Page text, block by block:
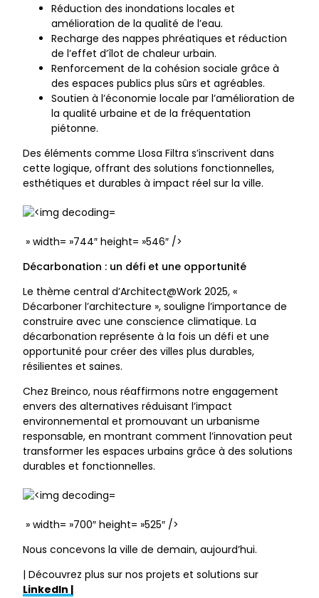
Réduction des inondations locales et
amélioration de la qualité de l’eau.
Recharge des nappes phréatiques et réduction
de l’effet d’îlot de chaleur urbain.
Renforcement de la cohésion sociale grâce à
des espaces publics plus sûrs et agréables.
Soutien à l’économie locale par l’amélioration de
la qualité urbaine et de la fréquentation
piétonne.
Des éléments comme Llosa Filtra s’inscrivent dans
cette logique, offrant des solutions fonctionnelles,
esthétiques et durables à impact réel sur la ville.
» width= »744″ height= »546″ />
Décarbonation : un défi et une opportunité
Le thème central d’Architect@Work 2025, «
Décarboner l’architecture », souligne l’importance de
construire avec une conscience climatique. La
décarbonation représente à la fois un défi et une
opportunité pour créer des villes plus durables,
résilientes et saines.
Chez Breinco, nous réaffirmons notre engagement
envers des alternatives réduisant l’impact
environnemental et promouvant un urbanisme
responsable, en montrant comment l’innovation peut
transformer les espaces urbains grâce à des solutions
durables et fonctionnelles.
» width= »700″ height= »525″ />
Nous concevons la ville de demain, aujourd’hui.
| Découvrez plus sur nos projets et solutions sur
LinkedIn |